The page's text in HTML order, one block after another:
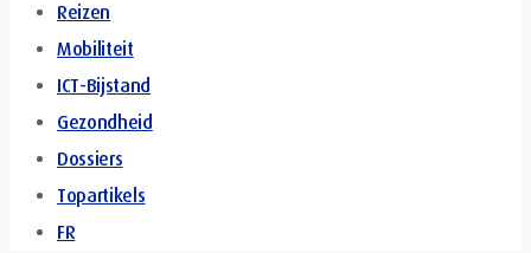
Reizen
Mobiliteit
ICT-Bijstand
Gezondheid
Dossiers
Topartikels
FR